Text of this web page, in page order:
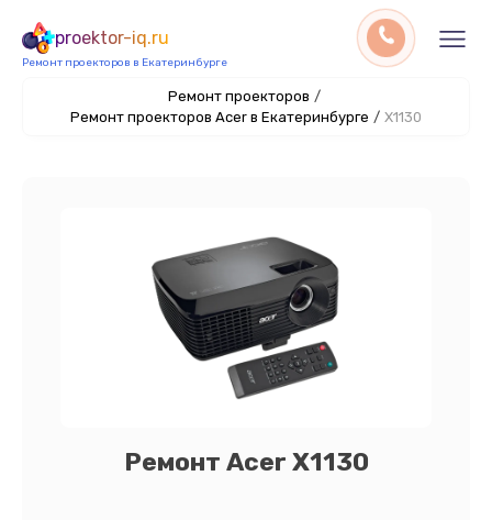
proektor-iq.ru
Ремонт проекторов в Екатеринбурге
Ремонт проекторов /
Ремонт проекторов Acer в Екатеринбурге / X1130
Ремонт Acer X1130